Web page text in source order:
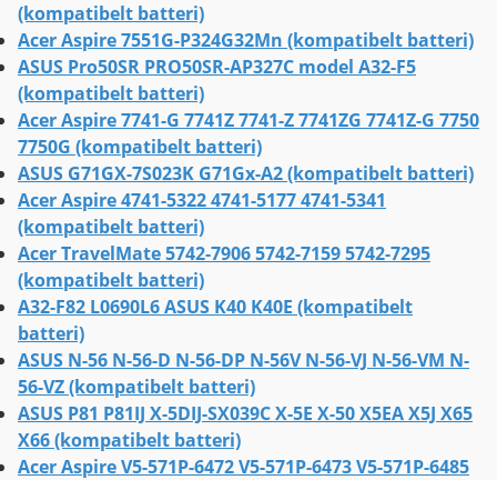
(kompatibelt batteri)
Acer Aspire 7551G-P324G32Mn (kompatibelt batteri)
ASUS Pro50SR PRO50SR-AP327C model A32-F5
(kompatibelt batteri)
Acer Aspire 7741-G 7741Z 7741-Z 7741ZG 7741Z-G 7750
7750G (kompatibelt batteri)
ASUS G71GX-7S023K G71Gx-A2 (kompatibelt batteri)
Acer Aspire 4741-5322 4741-5177 4741-5341
(kompatibelt batteri)
Acer TravelMate 5742-7906 5742-7159 5742-7295
(kompatibelt batteri)
A32-F82 L0690L6 ASUS K40 K40E (kompatibelt
batteri)
ASUS N-56 N-56-D N-56-DP N-56V N-56-VJ N-56-VM N-
56-VZ (kompatibelt batteri)
ASUS P81 P81IJ X-5DIJ-SX039C X-5E X-50 X5EA X5J X65
X66 (kompatibelt batteri)
Acer Aspire V5-571P-6472 V5-571P-6473 V5-571P-6485